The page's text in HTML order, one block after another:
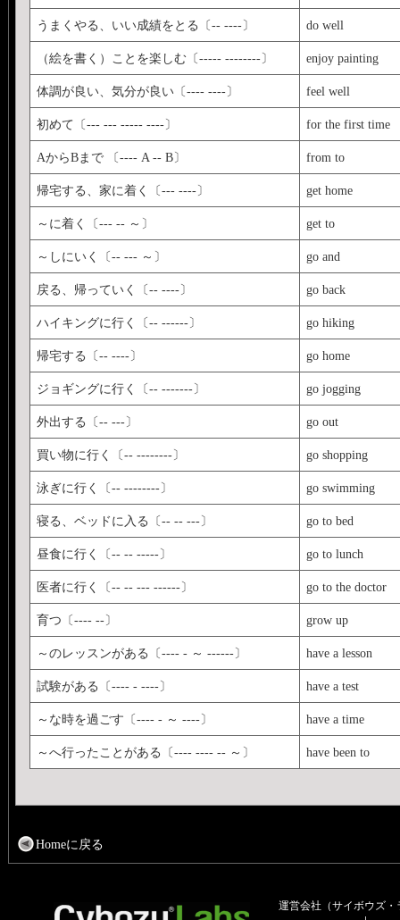
うまくやる、いい成績をとる〔-- ----〕 do well
（絵を書く）ことを楽しむ〔----- --------〕 enjoy painting
体調が良い、気分が良い〔---- ----〕 feel well
初めて〔--- --- ----- ----〕 for the first time
AからBまで 〔---- A -- B〕 from to
帰宅する、家に着く〔--- ----〕 get home
～に着く〔--- -- ～〕 get to
～しにいく〔-- --- ～〕 go and
戻る、帰っていく〔-- ----〕 go back
ハイキングに行く〔-- ------〕 go hiking
帰宅する〔-- ----〕 go home
ジョギングに行く〔-- -------〕 go jogging
外出する〔-- ---〕 go out
買い物に行く〔-- --------〕 go shopping
泳ぎに行く〔-- --------〕 go swimming
寝る、ベッドに入る〔-- -- ---〕 go to bed
昼食に行く〔-- -- -----〕 go to lunch
医者に行く〔-- -- --- ------〕 go to the doctor
育つ〔---- --〕 grow up
～のレッスンがある〔---- - ～ ------〕 have a lesson
試験がある〔---- - ----〕 have a test
～な時を過ごす〔---- - ～ ----〕 have a time
～へ行ったことがある〔---- ---- -- ～〕 have been to
Homeに戻る
運営会社（サイボウズ・